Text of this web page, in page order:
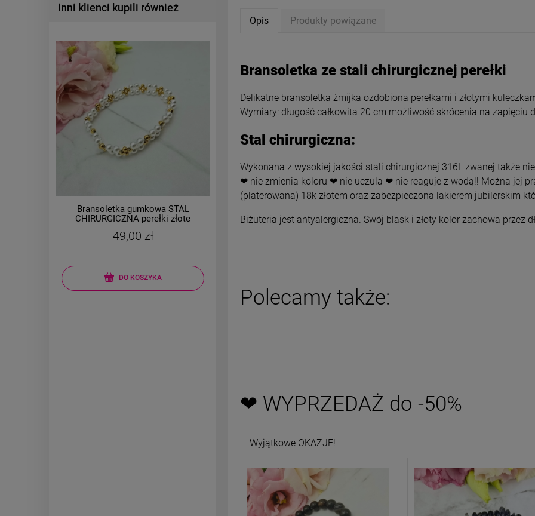
inni klienci kupili również
Bransoletka gumkowa STAL
CHIRURGICZNA perełki złote
49,00 zł
DO KOSZYKA
uniwersalna szeroka zdobiona perły
gwiazdy czarne
Opis Produkty powiązane
Bransoletka ze stali chirurgicznej perełki
Delikatne bransoletka żmijka ozdobiona perełkami i złotymi
Wymiary: długość całkowita 20 cm możliwość skrócenia na zapięciu
Stal chirurgiczna:
Wykonana z wysokiej jakości stali chirurgicznej 316L zwanej także
❤ nie zmienia koloru ❤ nie uczula ❤ nie reaguje z wodą!! Można jej
(platerowana) 18k złotem oraz zabezpieczona lakierem jubilerskim
Biżuteria jest antyalergiczna. Swój blask i złoty kolor zachowa przez
Polecamy także:
❤ WYPRZEDAŻ do -50%
Wyjątkowe OKAZJE!